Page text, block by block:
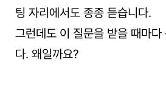
팅 자리에서도 종종 듣습니다.
그런데도 이 질문을 받을 때마다
다. 왜일까요?